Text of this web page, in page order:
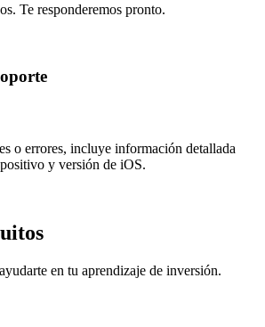
Te responderemos pronto.
o errores, incluye información detallada
y versión de iOS.
en tu aprendizaje de inversión.